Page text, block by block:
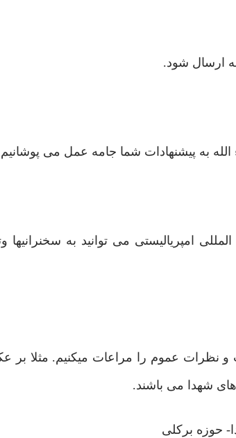
ارسال شود.
به پیشنهادات شما جامه عمل می
امپریالیستی می توانید به سخنرانیها
نظرات عموم را مراعات میکنیم. مثلا بر
شهدا می باشند.
حوزه برکلی